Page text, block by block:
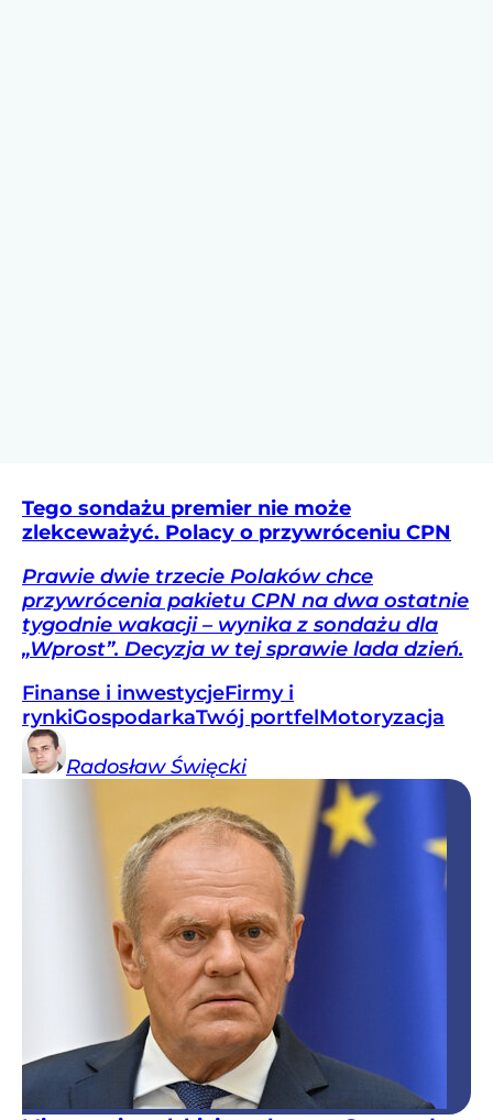
Tego sondażu premier nie może
zlekceważyć. Polacy o przywróceniu CPN
Prawie dwie trzecie Polaków chce
przywrócenia pakietu CPN na dwa ostatnie
tygodnie wakacji – wynika z sondażu dla
„Wprost”. Decyzja w tej sprawie lada dzień.
Finanse i inwestycjeFirmy i
rynkiGospodarkaTwój portfelMotoryzacja
Radosław Święcki